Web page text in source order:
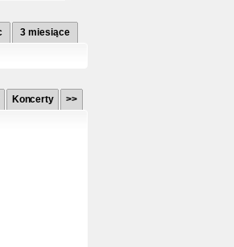
3 miesiące
Koncerty >>